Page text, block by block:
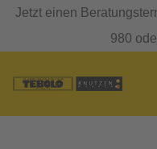
Jetzt einen
980